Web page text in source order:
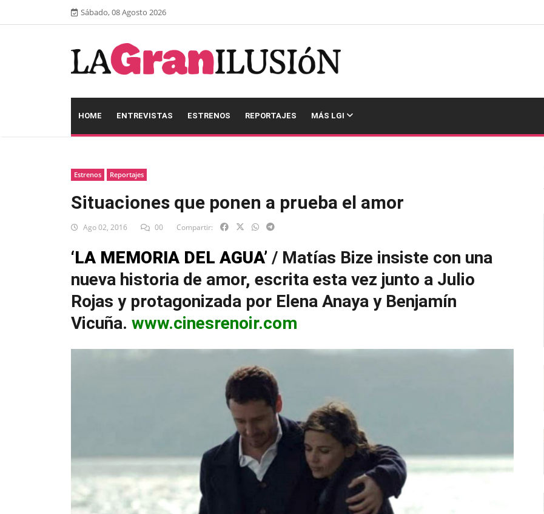
Sábado, 08 Agosto 2026
HOME ENTREVISTAS ESTRENOS REPORTAJES MÁS LGI
Estrenos Reportajes
Situaciones que ponen a prueba el amor
Ago 02, 2016 00 Compartir:
‘LA MEMORIA DEL AGUA’ / Matías Bize insiste con una
nueva historia de amor, escrita esta vez junto a Julio
Rojas y protagonizada por Elena Anaya y Benjamín
Vicuña. www.cinesrenoir.com